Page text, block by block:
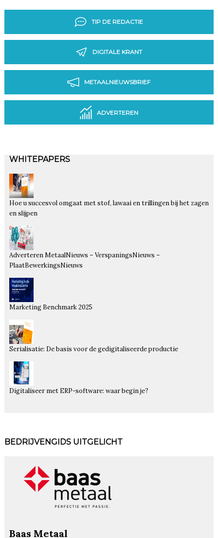
TIP DE REDACTIE
DIGITALE KRANT
METAALNIEUWSBRIEF
ADVERTEREN
WHITEPAPERS
Hoe u succesvol omgaat met stof, lawaai en trillingen bij het zagen
en slijpen
Adverteren MetaalNieuws – VerspaningsNieuws –
PlaatBewerkingsNieuws
Marketing Benchmark 2025
Serialisatie: De basis voor de gedigitaliseerde productie
Digitaliseer met ERP-software: waar begin je?
BEDRIJVENGIDS UITGELICHT
Baas Metaal